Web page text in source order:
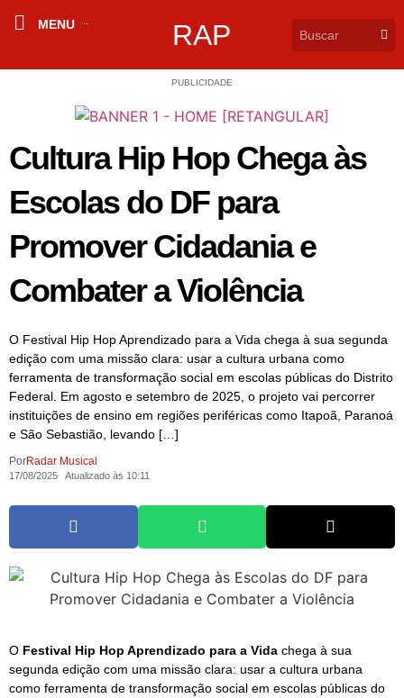
MENU RAP
PUBLICIDADE
Cultura Hip Hop Chega às
Escolas do DF para
Promover Cidadania e
Combater a Violência
O Festival Hip Hop Aprendizado para a Vida chega à sua segunda
edição com uma missão clara: usar a cultura urbana como
ferramenta de transformação social em escolas públicas do Distrito
Federal. Em agosto e setembro de 2025, o projeto vai percorrer
instituições de ensino em regiões periféricas como Itapoã, Paranoá
e São Sebastião, levando […]
PorRadar Musical
17/08/2025 Atualizado às 10:11
O Festival Hip Hop Aprendizado para a Vida chega à sua
segunda edição com uma missão clara: usar a cultura urbana
como ferramenta de transformação social em escolas públicas do